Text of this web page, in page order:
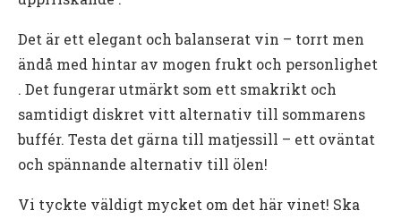
Det är ett elegant och balanserat vin – torrt men
ändå med hintar av mogen frukt och personlighet
. Det fungerar utmärkt som ett smakrikt och
samtidigt diskret vitt alternativ till sommarens
buffér. Testa det gärna till matjessill – ett oväntat
och spännande alternativ till ölen!
Vi tyckte väldigt mycket om det här vinet! Ska